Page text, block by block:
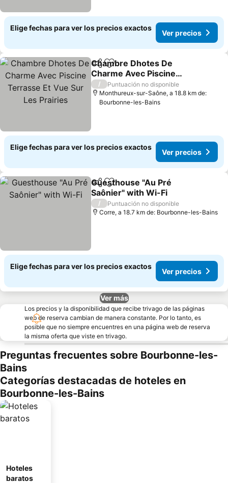
Elige fechas para ver los precios exactos
Ver precios
CompartirAgregar a favoritos
Chambre Dhotes De
Charme Avec Piscine
Terrasse Et Vue Sur Les
Prairies
Ver precios
/
Puntuación no disponible
Monthureux-sur-Saône, a 18.8 km de:
Bourbonne-les-Bains
Elige fechas para ver los precios exactos
Ver precios
CompartirAgregar a favoritos
Guesthouse "Au Pré
Saônier" with Wi-Fi
Ver precios
/
Puntuación no disponible
Corre, a 18.7 km de: Bourbonne-les-Bains
Elige fechas para ver los precios exactos
Ver precios
Ver más
Los precios y la disponibilidad que recibe trivago de las páginas
web de reserva cambian de manera constante. Por lo tanto, es
posible que no siempre encuentres en una página web de reserva
la misma oferta que viste en trivago.
Preguntas frecuentes sobre Bourbonne-les-
Bains
Categorías destacadas de hoteles en
Bourbonne-les-Bains
Hoteles
baratos